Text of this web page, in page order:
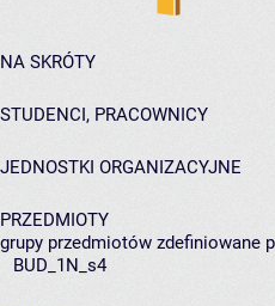
NA SKRÓTY
STUDENCI, PRACOWNICY
JEDNOSTKI ORGANIZACYJNE
PRZEDMIOTY
grupy przedmiotów zdefiniowane
BUD_1N_s4